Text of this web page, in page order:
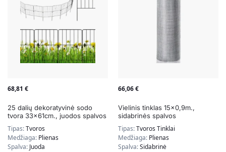
68,81 €
25 dalių dekoratyvinė sodo
tvora 33x61cm., juodos spalvos
Tipas:Tvoros
Medžiaga: Plienas
Spalva: Juoda
66,06€
Vielinis tinklas 15×0,9m.,
sidabrinės spalvos
Tipas:Tvoros Tinklai
Medžiaga: Plienas
Spalva:Sidabrinė